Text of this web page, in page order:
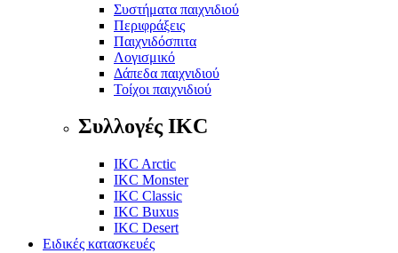
Συστήματα παιχνιδιού
Περιφράξεις
Παιχνιδόσπιτα
Λογισμικό
Δάπεδα παιχνιδιού
Τοίχοι παιχνιδιού
Συλλογές IKC
IKC Arctic
IKC Monster
IKC Classic
IKC Buxus
IKC Desert
Ειδικές κατασκευές